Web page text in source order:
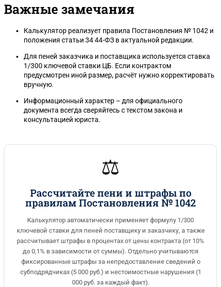
Важные замечания
Калькулятор реализует правила Постановления № 1042 и
положения статьи 34 44-ФЗ в актуальной редакции.
Для пеней заказчика и поставщика используется ставка
1/300 ключевой ставки ЦБ. Если контрактом
предусмотрен иной размер, расчёт нужно корректировать
вручную.
Информационный характер – для официального
документа всегда сверяйтесь с текстом закона и
консультацией юриста.
⚖️
Рассчитайте пени и штрафы по
правилам Постановления № 1042
Калькулятор автоматически применяет формулу 1/300
ключевой ставки для пеней поставщику и заказчику, а также
рассчитывает штрафы в процентах от цены контракта (от 10%
до 0,1% в зависимости от суммы). Отдельно учитываются
фиксированные штрафы за непредоставление сведений о
субподрядчиках (5 000 руб.) и нестоимостные нарушения (1
000 руб. за каждый факт).